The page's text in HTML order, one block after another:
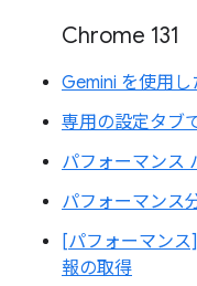
Chrome 131
Gemini を使用し
専用の設定タブ
パフォーマンス
パフォーマンス
[パフォーマン
報の取得